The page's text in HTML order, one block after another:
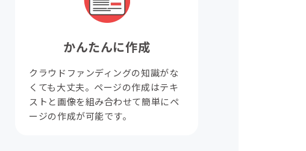
かんたんに作成
クラウドファンディングの知識がな
くても大丈夫。ページの作成はテキ
ストと画像を組み合わせて簡単にペ
ージの作成が可能です。